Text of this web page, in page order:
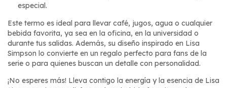
especial.
Este termo es ideal para llevar café, jugos, agua o cualquier
bebida favorita, ya sea en la oficina, en la universidad o
durante tus salidas. Además, su diseño inspirado en Lisa
Simpson lo convierte en un regalo perfecto para fans de la
serie o para quienes buscan un detalle con personalidad.
¡No esperes más! Lleva contigo la energía y la esencia de Lisa